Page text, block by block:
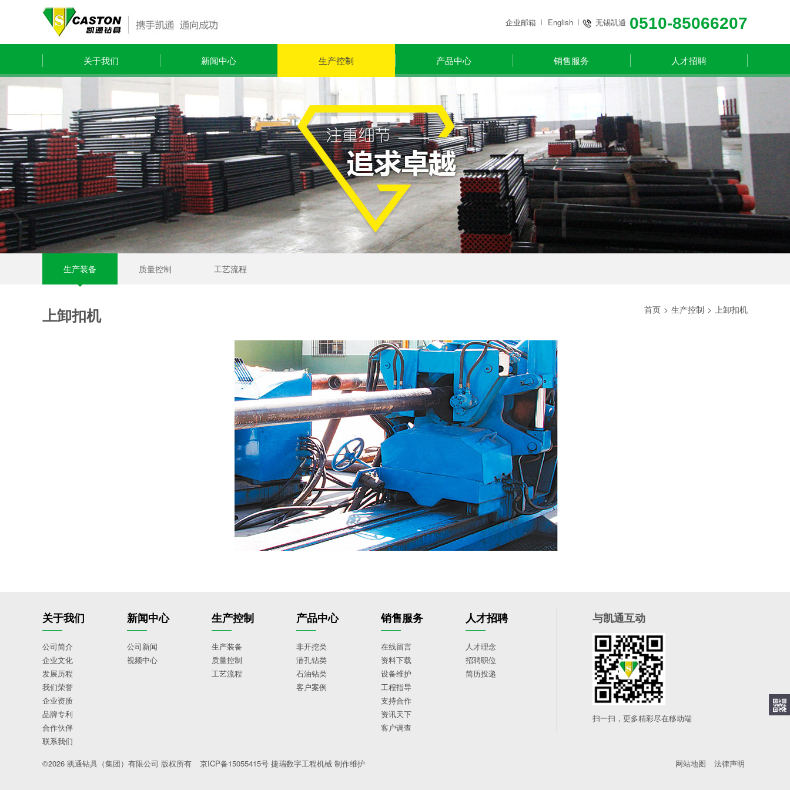
无锡凯通 0510-85066207
0313-3861881
北京凯通 13784581818
English
企业邮箱
关于我们 新闻中心 生产控制 产品中心 销售服务 人才招聘
生产装备 质量控制 工艺流程
上卸扣机 首页 > 生产控制 > 上卸扣机
关于我们
公司简介
企业文化
发展历程
我们荣誉
企业资质
品牌专利
合作伙伴
联系我们
新闻中心
公司新闻
视频中心
生产控制
生产装备
质量控制
工艺流程
产品中心
非开挖类
潜孔钻类
石油钻类
客户案例
销售服务
在线留言
资料下载
设备维护
工程指导
支持合作
资讯天下
客户调查
人才招聘
人才理念
招聘职位
简历投递
与凯通互动
扫一扫，更多精彩尽在移动端
©2026 凯通钻具（集团）有限公司 版权所有 京ICP备15055415号 捷瑞数字工程机械 制作维护 网站地图 法律声明